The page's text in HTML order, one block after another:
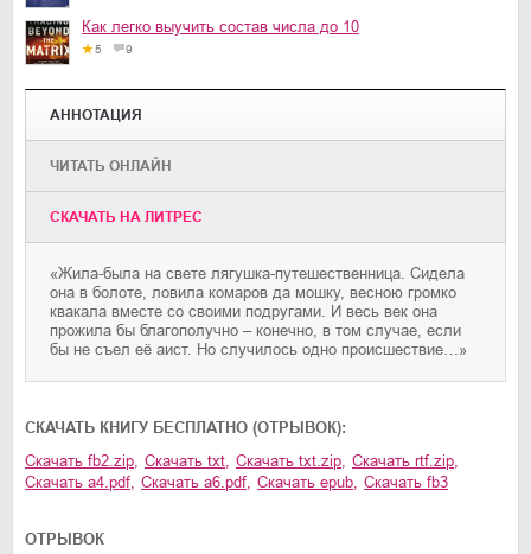
Как легко выучить состав числа до 10
5 9
АННОТАЦИЯ
ЧИТАТЬ ОНЛАЙН
CКАЧАТЬ НА ЛИТРЕС
«Жила-была на свете лягушка-путешественница. Сидела
она в болоте, ловила комаров да мошку, весною громко
квакала вместе со своими подругами. И весь век она
прожила бы благополучно – конечно, в том случае, если
бы не съел её аист. Но случилось одно происшествие…»
CКАЧАТЬ КНИГУ БЕСПЛАТНО (ОТРЫВОК):
Скачать fb2.zip Скачать txt Скачать txt.zip Скачать rtf.zip
Скачать a4.pdf Скачать a6.pdf Скачать epub Скачать fb3
ОТРЫВОК